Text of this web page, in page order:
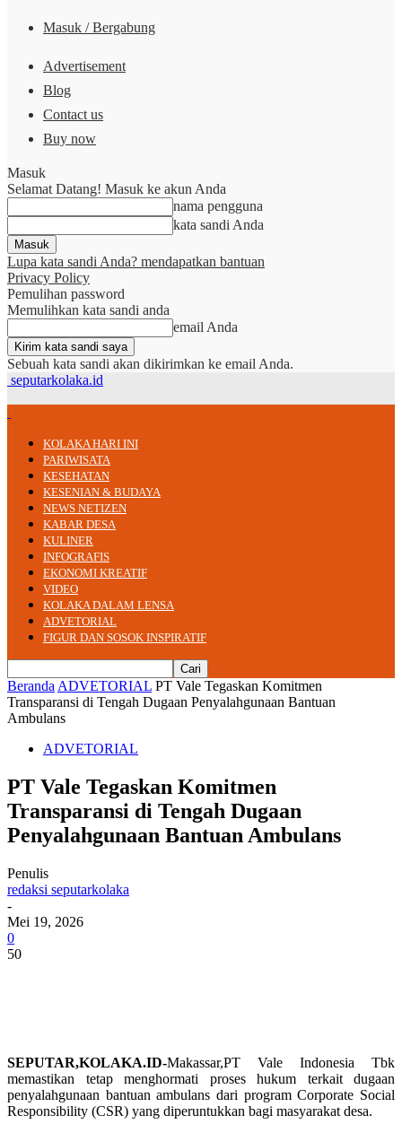
Masuk / Bergabung
Advertisement
Blog
Contact us
Buy now
Masuk
Selamat Datang! Masuk ke akun Anda
nama pengguna
kata sandi Anda
Lupa kata sandi Anda? mendapatkan bantuan
Privacy Policy
Pemulihan password
Memulihkan kata sandi anda
email Anda
Sebuah kata sandi akan dikirimkan ke email Anda.
seputarkolaka.id
KOLAKA HARI INI
PARIWISATA
KESEHATAN
KESENIAN & BUDAYA
NEWS NETIZEN
KABAR DESA
KULINER
INFOGRAFIS
EKONOMI KREATIF
VIDEO
KOLAKA DALAM LENSA
ADVETORIAL
FIGUR DAN SOSOK INSPIRATIF
Beranda ADVETORIAL PT Vale Tegaskan Komitmen
Transparansi di Tengah Dugaan Penyalahgunaan Bantuan
Ambulans
ADVETORIAL
PT Vale Tegaskan Komitmen
Transparansi di Tengah Dugaan
Penyalahgunaan Bantuan Ambulans
Penulis
redaksi seputarkolaka
-
Mei 19, 2026
0
50
SEPUTAR,KOLAKA.ID-Makassar,PT Vale Indonesia Tbk
memastikan tetap menghormati proses hukum terkait dugaan
penyalahgunaan bantuan ambulans dari program Corporate Social
Responsibility (CSR) yang diperuntukkan bagi masyarakat desa.